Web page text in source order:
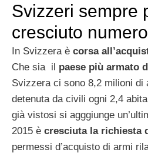
Svizzeri sempre
cresciuto
In Svizzera è corsa
Che sia il paese più armato
Svizzera ci sono 8,2 milioni di
detenuta da civili ogni 2,4
già vistosi si agggiunge
2015 è cresciuta la richiesta
permessi d’acquisto di armi